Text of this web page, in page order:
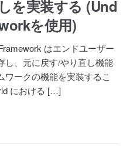
を実装する (Und
を使用)
はエンドユーザー
し、元に戻す/やり直し機能
ワークの機能を実装するこ
における […]